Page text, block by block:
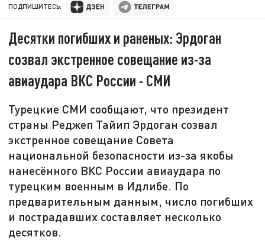
ПОДПИШИТЕСЬ:
Десятки погибших и раненых: Эрдоган
созвал экстренное совещание из-за
авиаудара ВКС России - СМИ
Турецкие СМИ сообщают, что президент
страны Реджеп Тайип Эрдоган созвал
экстренное совещание Совета
национальной безопасности из-за якобы
нанесённого ВКС России авиаудара по
турецким военным в Идлибе. По
предварительным данным, число погибших
и пострадавших составляет несколько
десятков.